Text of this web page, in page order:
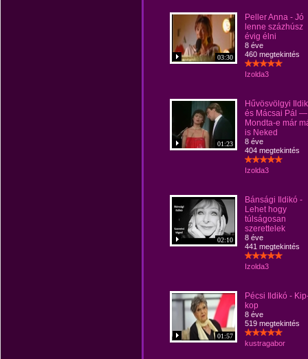
03:30
Peller Anna - Jó
lenne százhúsz
évig élni
8 éve
460 megtekintés
Izolda3
01:23
Hűvösvölgyi
és Mácsai Pál —
Mondta-e már
is Neked
8 éve
404 megtekintés
Izolda3
02:10
Bánsági Ildikó -
Lehet hogy
túlságosan
szerettelek
8 éve
441 megtekintés
Izolda3
01:57
Pécsi Ildikó -
kop
8 éve
519 megtekintés
kustragabor